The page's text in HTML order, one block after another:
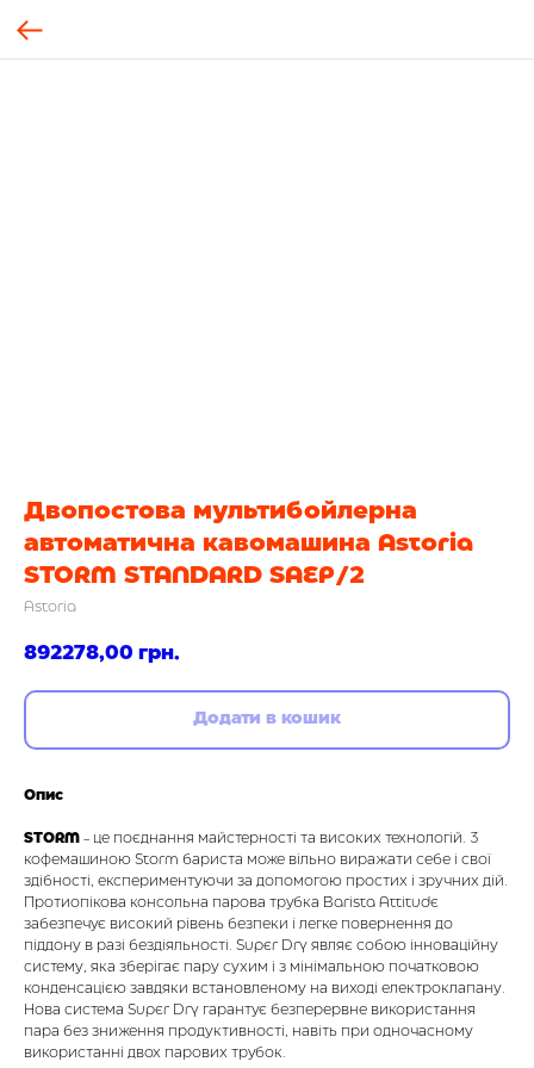
Двопостова мультибойлерна
автоматична кавомашина Astoria
STORM STANDARD SAEP/2
Astoria
892278,00 грн.
Додати в кошик
Опис
STORM - це поєднання майстерності та високих технологій. З
кофемашиною Storm бариста може вільно виражати себе і свої
здібності, експериментуючи за допомогою простих і зручних дій.
Протиопікова консольна парова трубка Barista Attitude
забезпечує високий рівень безпеки і легке повернення до
піддону в разі бездіяльності. Super Dry являє собою інноваційну
систему, яка зберігає пару сухим і з мінімальною початковою
конденсацією завдяки встановленому на виході електроклапану.
Нова система Super Dry гарантує безперервне використання
пара без зниження продуктивності, навіть при одночасному
використанні двох парових трубок.